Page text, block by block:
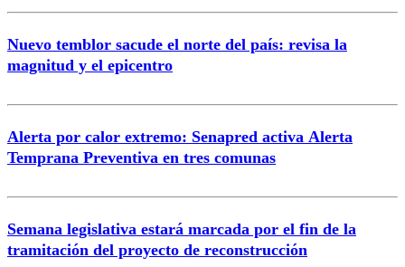
Nuevo temblor sacude el norte del país: revisa la
magnitud y el epicentro
Alerta por calor extremo: Senapred activa Alerta
Temprana Preventiva en tres comunas
Semana legislativa estará marcada por el fin de la
tramitación del proyecto de reconstrucción